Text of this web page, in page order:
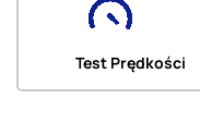
Test Prędkości